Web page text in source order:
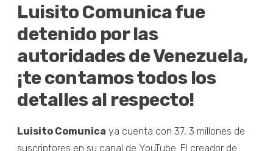
Luisito Comunica fue
detenido por las
autoridades de Venezuela,
¡te contamos todos los
detalles al respecto!
Luisito Comunica ya cuenta con 37, 3 millones de
suscriptores en su canal de YouTube. El creador de